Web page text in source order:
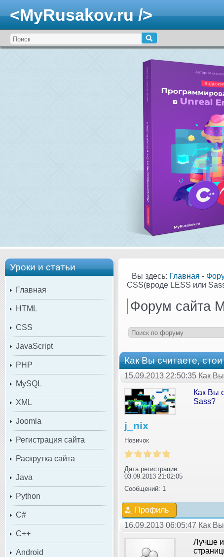
<MyRusakov.ru />
Уроки и статьи
Главная
HTML
CSS
JavaScript
PHP
MySQL
XML
Joomla
Регистрация сайта
Раскрутка сайта
Java
Python
C#
C++
Android
Вы здесь: Главная -
CSS(вроде LESS или
Форум сайта
Как Вы считаете,
15.09.2013 22:50:35 Как
j_nix
Новичок
Дата регистрации:
03.09.2013 21:02:05
Сообщений: 1
Как Вы
Sass?
Профиль
16.09.2013 06:05:47 Как
Лучше